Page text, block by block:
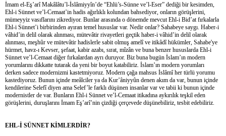
İmam el-Eş’arî Makâlâtu’l-İslâmiyyîn’de “Ehlü’s-Sünne ve’l-Eser” dediği bir kesimden,
Ehl-i Sünnet ve’l-Cemaat’in hadis ağırlıklı kolundan bahsediyor, onların görüşlerini,
mümeyyiz vasıflarını zikrediyor. Bunlar arasında o dönemde mevcut Ehl-i Bid’at fırkalarla
Ehl-i Sünnet’i birbirinden ayıran temel hususlar var. Nedir onlar? Sahabeye saygı. Haber-i
vâhid’in delil olarak alınması, mütevâtir rivayetleri geçtik haber-i vâhid’in delil olarak
alınması, meşhûr ve mütevâtir hadislerle sabit olmuş amelî ve itikâdî hükümler, Sahabe'ye
hürmet, havz-ı Kevser, şefaat, kabir azabı, sırat, mîzân ve buna benzer hususlarda Ehl-i
Sünnet ve’l-Cemaat diğer fırkalardan ayrı duruyor. Biz buna bugün İslam’ın modern
yorumlarını dikkatte tutarak da yeni bir boyut katabiliriz. İslam’ın modern yorumları
derken sadece modernizmi kastetmiyoruz. Modern çağa mahsus İslâmî her türlü yorumu
kastediyoruz. Bunun içinde meâlciler ya da Kur’âniyyûn denen akım da var, bunun içinde
kendilerine Selefî diyen ama Selef’le farklı düşünen insanlar var ve tabii ki bunun içinde
modernistler de var. Bunların Ehl-i Sünnet ve’l-Cemaat itikadına aykırılık teşkil eden
görüşlerini, duruşlarını İmam Eş’arî’nin çizdiği çerçevede düşünebiliriz, tesbit edebiliriz.
EHL-İ SÜNNET KİMLERDİR?